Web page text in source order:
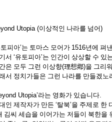
Utopia (이상적인 나라를 넘어)
피아’는 토마스 모어가 1516년에 펴
서 ‘유토피아’는 인간이 상상할 수 있
은 모두 그런 이상향(理想鄕)을 그리
서 정치가들은 그런 나라를 만들겠
Utopia’라는 영화가 있습니다.
인 제작자가 만든 ‘탈북’을 주제로 한
김씨 세습을 이어가는 저들이 북한을